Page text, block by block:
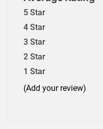
5 Star
4 Star
3 Star
2 Star
1 Star
(Add your review)